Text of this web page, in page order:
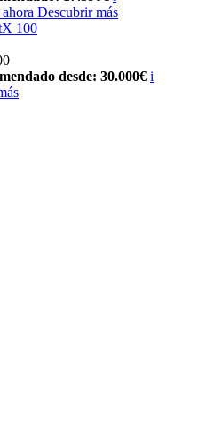
Descubrir más
100
desde: 30.000€ i